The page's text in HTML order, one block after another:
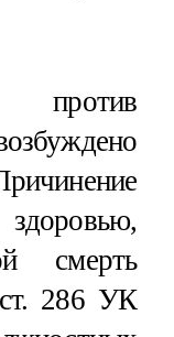
против
смерть
286 УК